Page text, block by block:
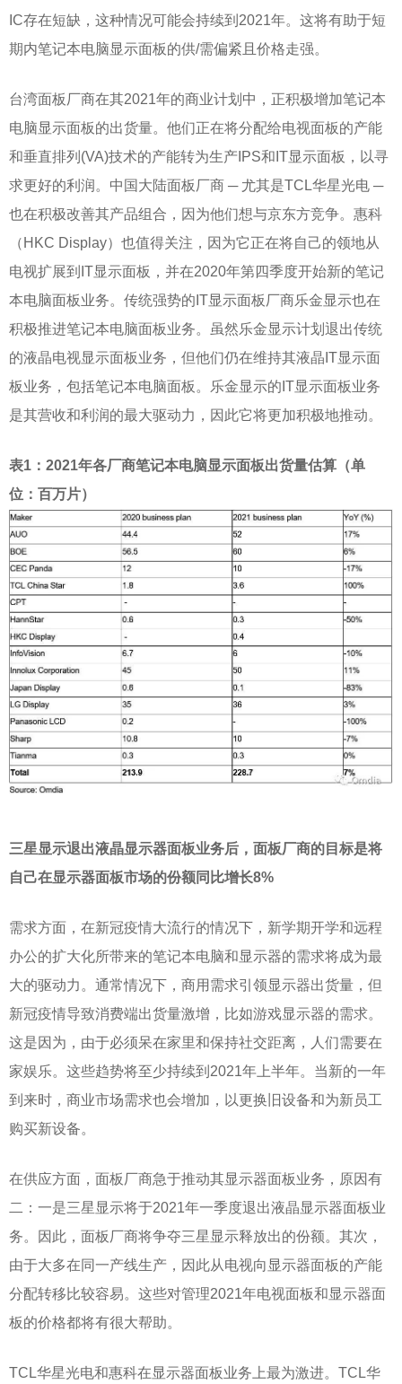
IC存在短缺，这种情况可能会持续到2021年。这将有助于短
期内笔记本电脑显示面板的供/需偏紧且价格走强。
台湾面板厂商在其2021年的商业计划中，正积极增加笔记本
电脑显示面板的出货量。他们正在将分配给电视面板的产能
和垂直排列(VA)技术的产能转为生产IPS和IT显示面板，以寻
求更好的利润。中国大陆面板厂商 ─ 尤其是TCL华星光电 ─
也在积极改善其产品组合，因为他们想与京东方竞争。惠科
（HKC Display）也值得关注，因为它正在将自己的领地从
电视扩展到IT显示面板，并在2020年第四季度开始新的笔记
本电脑面板业务。传统强势的IT显示面板厂商乐金显示也在
积极推进笔记本电脑面板业务。虽然乐金显示计划退出传统
的液晶电视显示面板业务，但他们仍在维持其液晶IT显示面
板业务，包括笔记本电脑面板。乐金显示的IT显示面板业务
是其营收和利润的最大驱动力，因此它将更加积极地推动。
表1：2021年各厂商笔记本电脑显示面板出货量估算（单
位：百万片）
三星显示退出液晶显示器面板业务后，面板厂商的目标是将
自己在显示器面板市场的份额同比增长8%
需求方面，在新冠疫情大流行的情况下，新学期开学和远程
办公的扩大化所带来的笔记本电脑和显示器的需求将成为最
大的驱动力。通常情况下，商用需求引领显示器出货量，但
新冠疫情导致消费端出货量激增，比如游戏显示器的需求。
这是因为，由于必须呆在家里和保持社交距离，人们需要在
家娱乐。这些趋势将至少持续到 2021年上半年。当新的一年
到来时，商业市场需求也会增加，以更换旧设备和为新员工
购买新设备。
在供应方面，面板厂商急于推动其显示器面板业务，原因有
二：一是三星显示将于2021年一季度退出液晶显示器面板业
务。因此，面板厂商将争夺三星显示释放出的份额。其次，
由于大多在同一产线生产，因此从电视向显示器面板的产能
分配转移比较容易。这些对管理2021年电视面板和显示器面
板的价格都将有很大帮助。
TCL华星光电和惠科在显示器面板业务上最为激进。TCL华